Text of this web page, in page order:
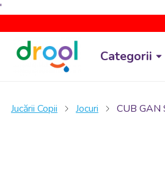
'
Categorii
Jucării Copii Jocuri CUB GAN